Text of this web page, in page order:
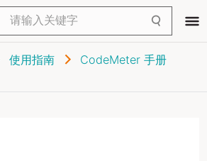
使用指南
CodeMeter 手册